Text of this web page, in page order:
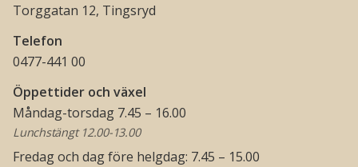
Torggatan 12, Tingsryd
Telefon
0477-441 00
Öppettider och växel
Måndag-torsdag 7.45 – 16.00
Lunchstängt 12.00-13.00
Fredag och dag före helgdag: 7.45 – 15.00